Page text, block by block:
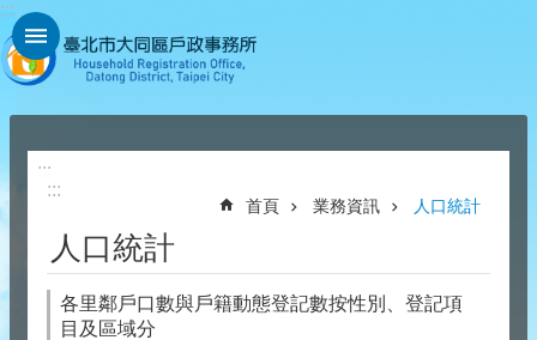
跳到主要內容區塊
:::
:::
:::
首頁 業務資訊 人口統計
人口統計
各里鄰戶口數與戶籍動態登記數按性別、登記項
目及區域分